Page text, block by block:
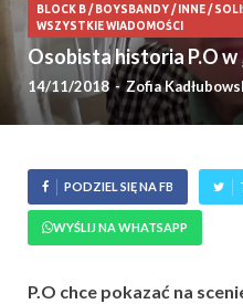
BLOCK B/BOYSBANDY/ INNE/
WSZYSTKIE WIADOMOŚCI
Osobista historia P.O w
14/11/2018- Zofia
PODZIEL SIĘ NA FB
WYŚLIJ NA WHATSAPP
P.O chce pokazać na